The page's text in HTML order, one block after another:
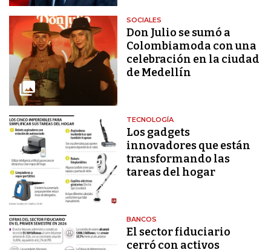
SOCIALES
Don Julio se sumó a
Colombiamoda con una
celebración en la ciudad
de Medellín
TECNOLOGÍA
Los gadgets
innovadores que están
transformando las
tareas del hogar
BANCOS
El sector fiduciario
cerró con activos